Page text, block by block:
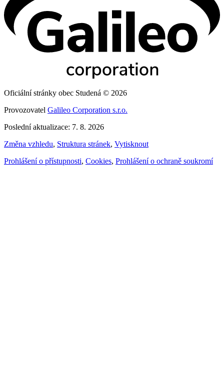
Oficiální stránky obec Studená © 2026
Provozovatel Galileo Corporation s.r.o.
Poslední aktualizace: 7. 8. 2026
Změna vzhledu, Struktura stránek, Vytisknout
Prohlášení o přístupnosti, Cookies, Prohlášení o ochraně soukromí